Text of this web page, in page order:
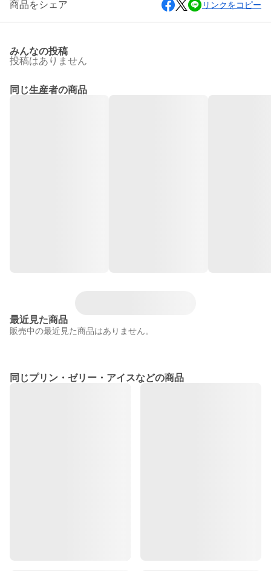
商品をシェア リンクをコピー
みんなの投稿
投稿はありません
同じ生産者の商品
最近見た商品
販売中の最近見た商品はありません。
同じプリン・ゼリー・アイスなどの商品